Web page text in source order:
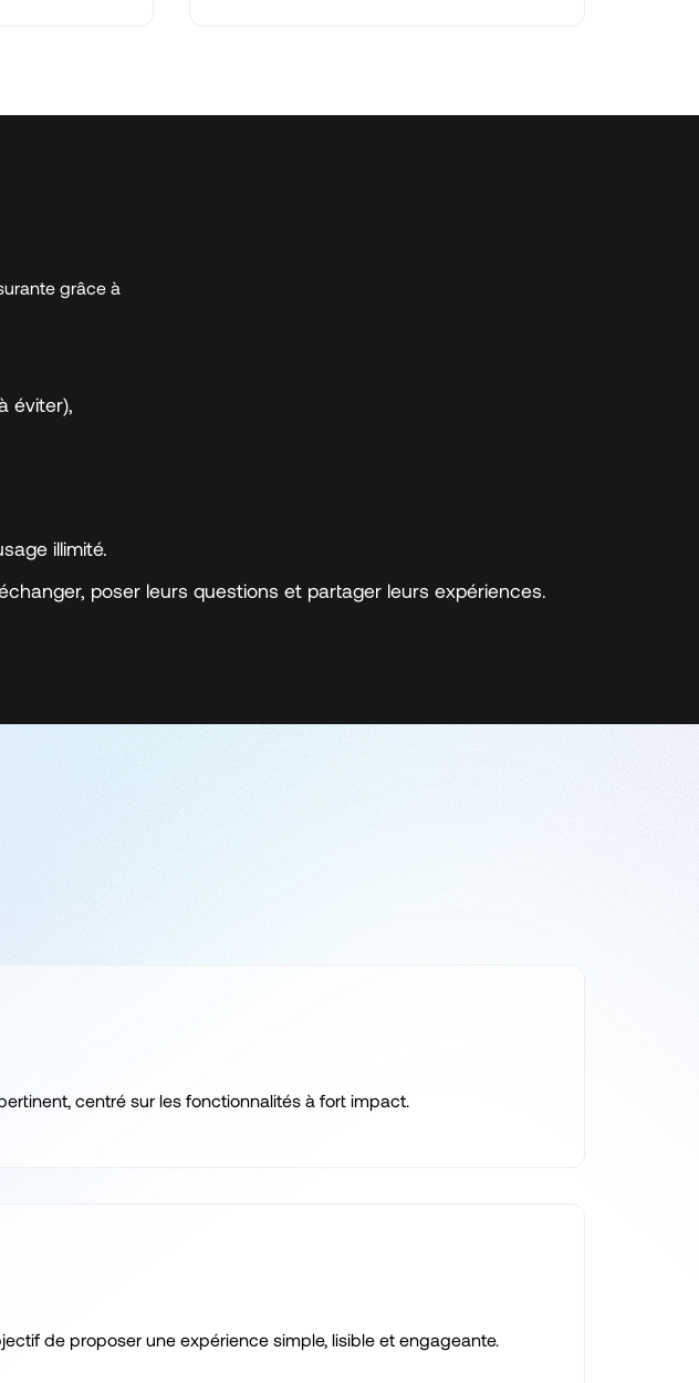
grâce à
éviter),
illimité.
poser leurs questions et partager leurs expériences.
centré sur les fonctionnalités à fort impact.
de proposer une expérience simple, lisible et engageante.